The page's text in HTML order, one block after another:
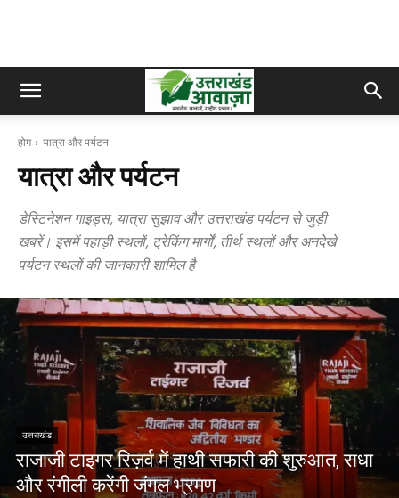
होम यात्रा और पर्यटन
यात्रा और पर्यटन
डेस्टिनेशन गाइड्स, यात्रा सुझाव और उत्तराखंड पर्यटन से जुड़ी
खबरें। इसमें पहाड़ी स्थलों, ट्रेकिंग मार्गों, तीर्थ स्थलों और अनदेखे
पर्यटन स्थलों की जानकारी शामिल है
उत्तराखंड
राजाजी टाइगर रिज़र्व में हाथी सफारी की शुरुआत, राधा
और रंगीली करेंगी जंगल भ्रमण